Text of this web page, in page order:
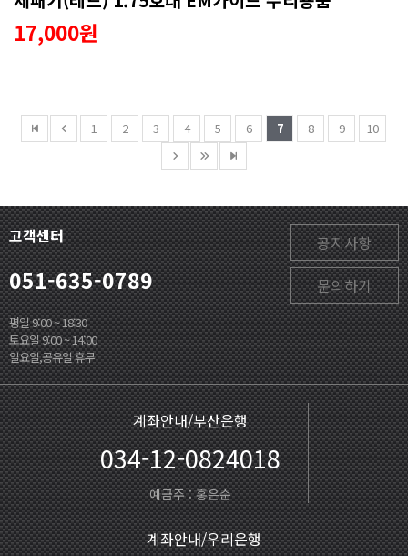
17,000원
1 2 3 4 5 6 7 8 9 10
고객센터
051-635-0789
평일 9:00 ~ 18:30
토요일 9:00 ~ 14:00
일요일,공유일 휴무
공지사항
문의하기
계좌안내/부산은행
034-12-0824018
예금주 : 홍은순
계좌안내/우리은행